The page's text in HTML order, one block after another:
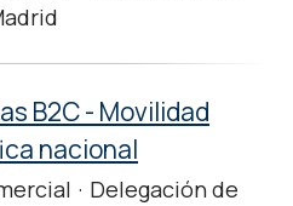
B2C - Movilidad
nacional
· Delegación de